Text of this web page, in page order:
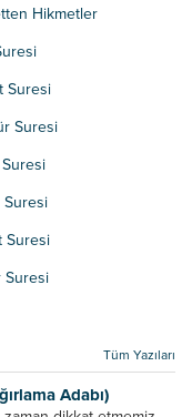
Hikmetler
Suresi
Suresi
Suresi
Suresi
Suresi
Tüm Yazıları
Adabı)